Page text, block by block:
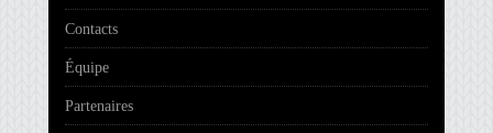
Contacts
Équipe
Partenaires